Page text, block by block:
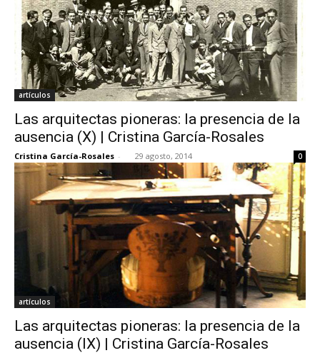
artículos
Las arquitectas pioneras: la presencia de la
ausencia (X) | Cristina García-Rosales
Cristina García-Rosales - 29 agosto, 2014 0
artículos
Las arquitectas pioneras: la presencia de la
ausencia (IX) | Cristina García-Rosales